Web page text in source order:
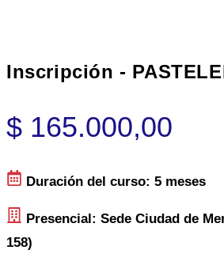
Inscripción -
$ 165.000,00
Duración del curso: 5 meses
Presencial: Sede Ciudad de
158)